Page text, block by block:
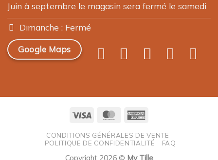
Juin à septembre le magasin sera fermé le samedi
Dimanche : Fermé
Google Maps
Visa MasterCard
CONDITIONS GÉNÉRALES DE VENTE
POLITIQUE DE CONFIDENTIALITÉ
FAQ
Copyright 2026 © My Tille